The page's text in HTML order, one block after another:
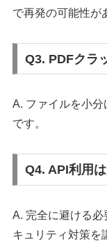
で再発の可能性が
Q3. PDFクラ
A. ファイルを小
です。
Q4. API利用
A. 完全に避ける
キュリティ対策を